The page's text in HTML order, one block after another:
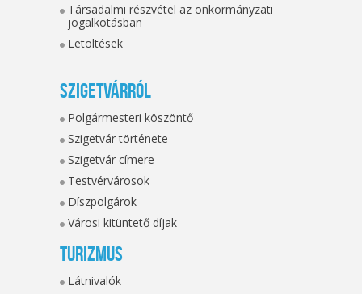
Társadalmi részvétel az önkormányzati
jogalkotásban
Letöltések
Szigetvárról
Polgármesteri köszöntő
Szigetvár története
Szigetvár címere
Testvérvárosok
Díszpolgárok
Városi kitüntető díjak
Turizmus
Látnivalók